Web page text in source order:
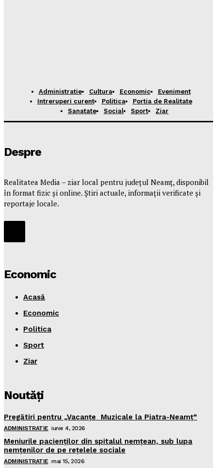
Administratie Cultura Economic
Eveniment
Intreruperi curent
Politica
Portia de Realitate
Sanatate
Social Sport Ziar
Despre
Realitatea Media – ziar local pentru județul Neamț, disponibil
în format fizic și online. Știri actuale, informații verificate și
reportaje locale.
Economic
Acasă
Economic
Politica
Sport
Ziar
Noutăţi
Pregătiri pentru „Vacanţe Muzicale la Piatra-Neamţ“
ADMINISTRATIE iunie 4, 2026
Meniurile pacienţilor din spitalul nemţean, sub lupa
nemţenilor de pe reţelele sociale
ADMINISTRATIE mai 15, 2026